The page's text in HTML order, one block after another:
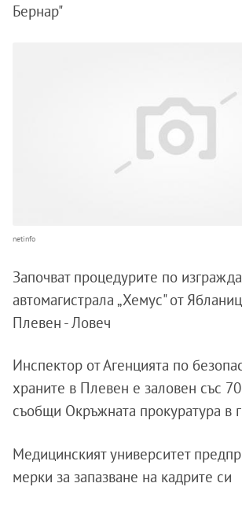
Бернар"
netinfo
Започват процедурите по
автомагистрала „Хемус" от
Плевен - Ловеч
Инспектор от Агенцията по
храните в Плевен е заловен със
съобщи Окръжната прокуратура в
Медицинският университет
мерки за запазване на кадрите си